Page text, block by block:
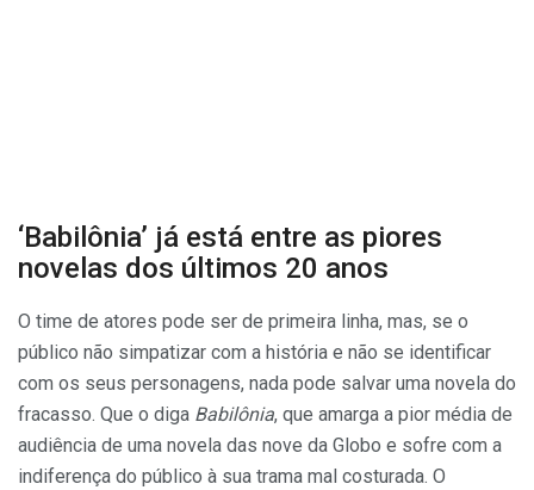
‘Babilônia’ já está entre as piores
novelas dos últimos 20 anos
O time de atores pode ser de primeira linha, mas, se o
público não simpatizar com a história e não se identificar
com os seus personagens, nada pode salvar uma novela do
fracasso. Que o diga Babilônia, que amarga a pior média de
audiência de uma novela das nove da Globo e sofre com a
indiferença do público à sua trama mal costurada. O